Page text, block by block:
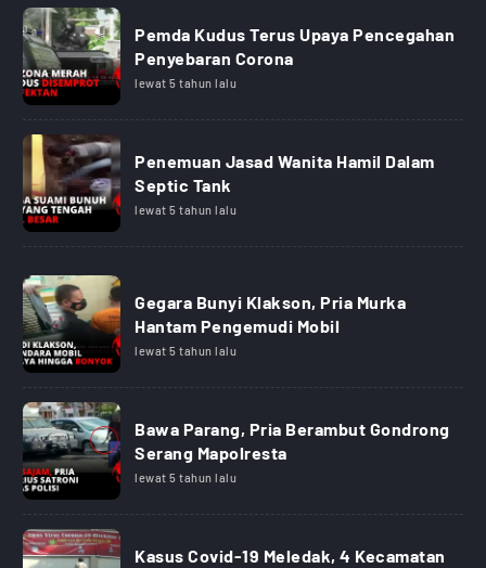
Pemda Kudus Terus Upaya Pencegahan
Penyebaran Corona
lewat 5 tahun lalu
Penemuan Jasad Wanita Hamil Dalam
Septic Tank
lewat 5 tahun lalu
Gegara Bunyi Klakson, Pria Murka
Hantam Pengemudi Mobil
lewat 5 tahun lalu
Bawa Parang, Pria Berambut Gondrong
Serang Mapolresta
lewat 5 tahun lalu
Kasus Covid-19 Meledak, 4 Kecamatan